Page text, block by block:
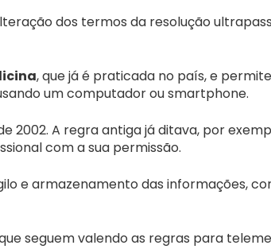
dos termos da resolução
, que já é praticada no país, e
um computador ou smartphone.
2002. A regra antiga já ditava, por
com a sua permissão.
e armazenamento das informações,
seguem valendo as regras para